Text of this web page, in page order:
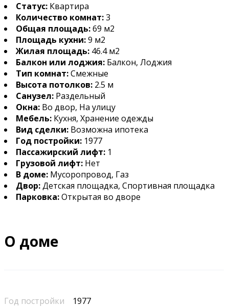
Статус: Квартира
Количество комнат:3
Общая площадь:69 м2
Площадь кухни:9 м2
Жилая площадь: 46.4 м2
Балкон или лоджия: Балкон, Лоджия
Тип комнат:Смежные
Высота потолков: 2.5 м
Санузел: Раздельный
Окна: Во двор, На улицу
Мебель: Кухня, Хранение одежды
Вид сделки: Возможна ипотека
Год постройки: 1977
Пассажирский лифт: 1
Грузовой лифт: Нет
В доме: Мусоропровод, Газ
Двор:Детская площадка, Спортивная площадка
Парковка:Открытая во дворе
О доме
Год постройки
1977